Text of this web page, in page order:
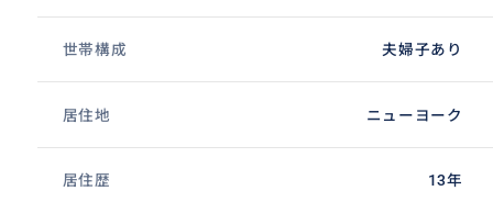
世帯構成 夫婦子あり
居住地 ニューヨーク
居住歴 13年